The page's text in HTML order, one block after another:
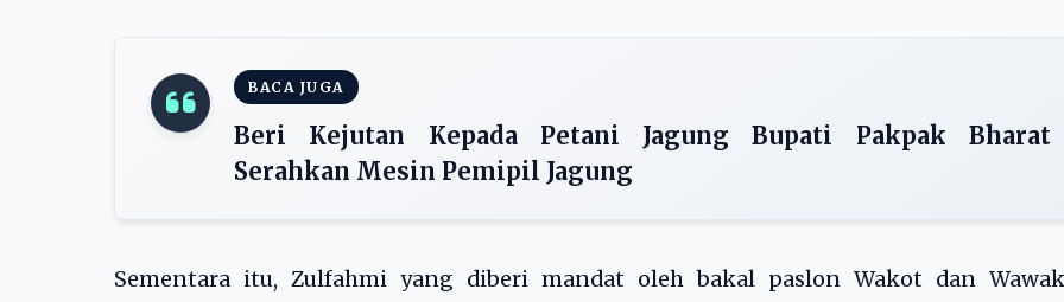
BACA JUGA
Beri Kejutan Kepada Petani Jagung Bupati Pakpak Bharat
Serahkan Mesin Pemipil Jagung
Sementara itu, Zulfahmi yang diberi mandat oleh bakal paslon Wakot dan